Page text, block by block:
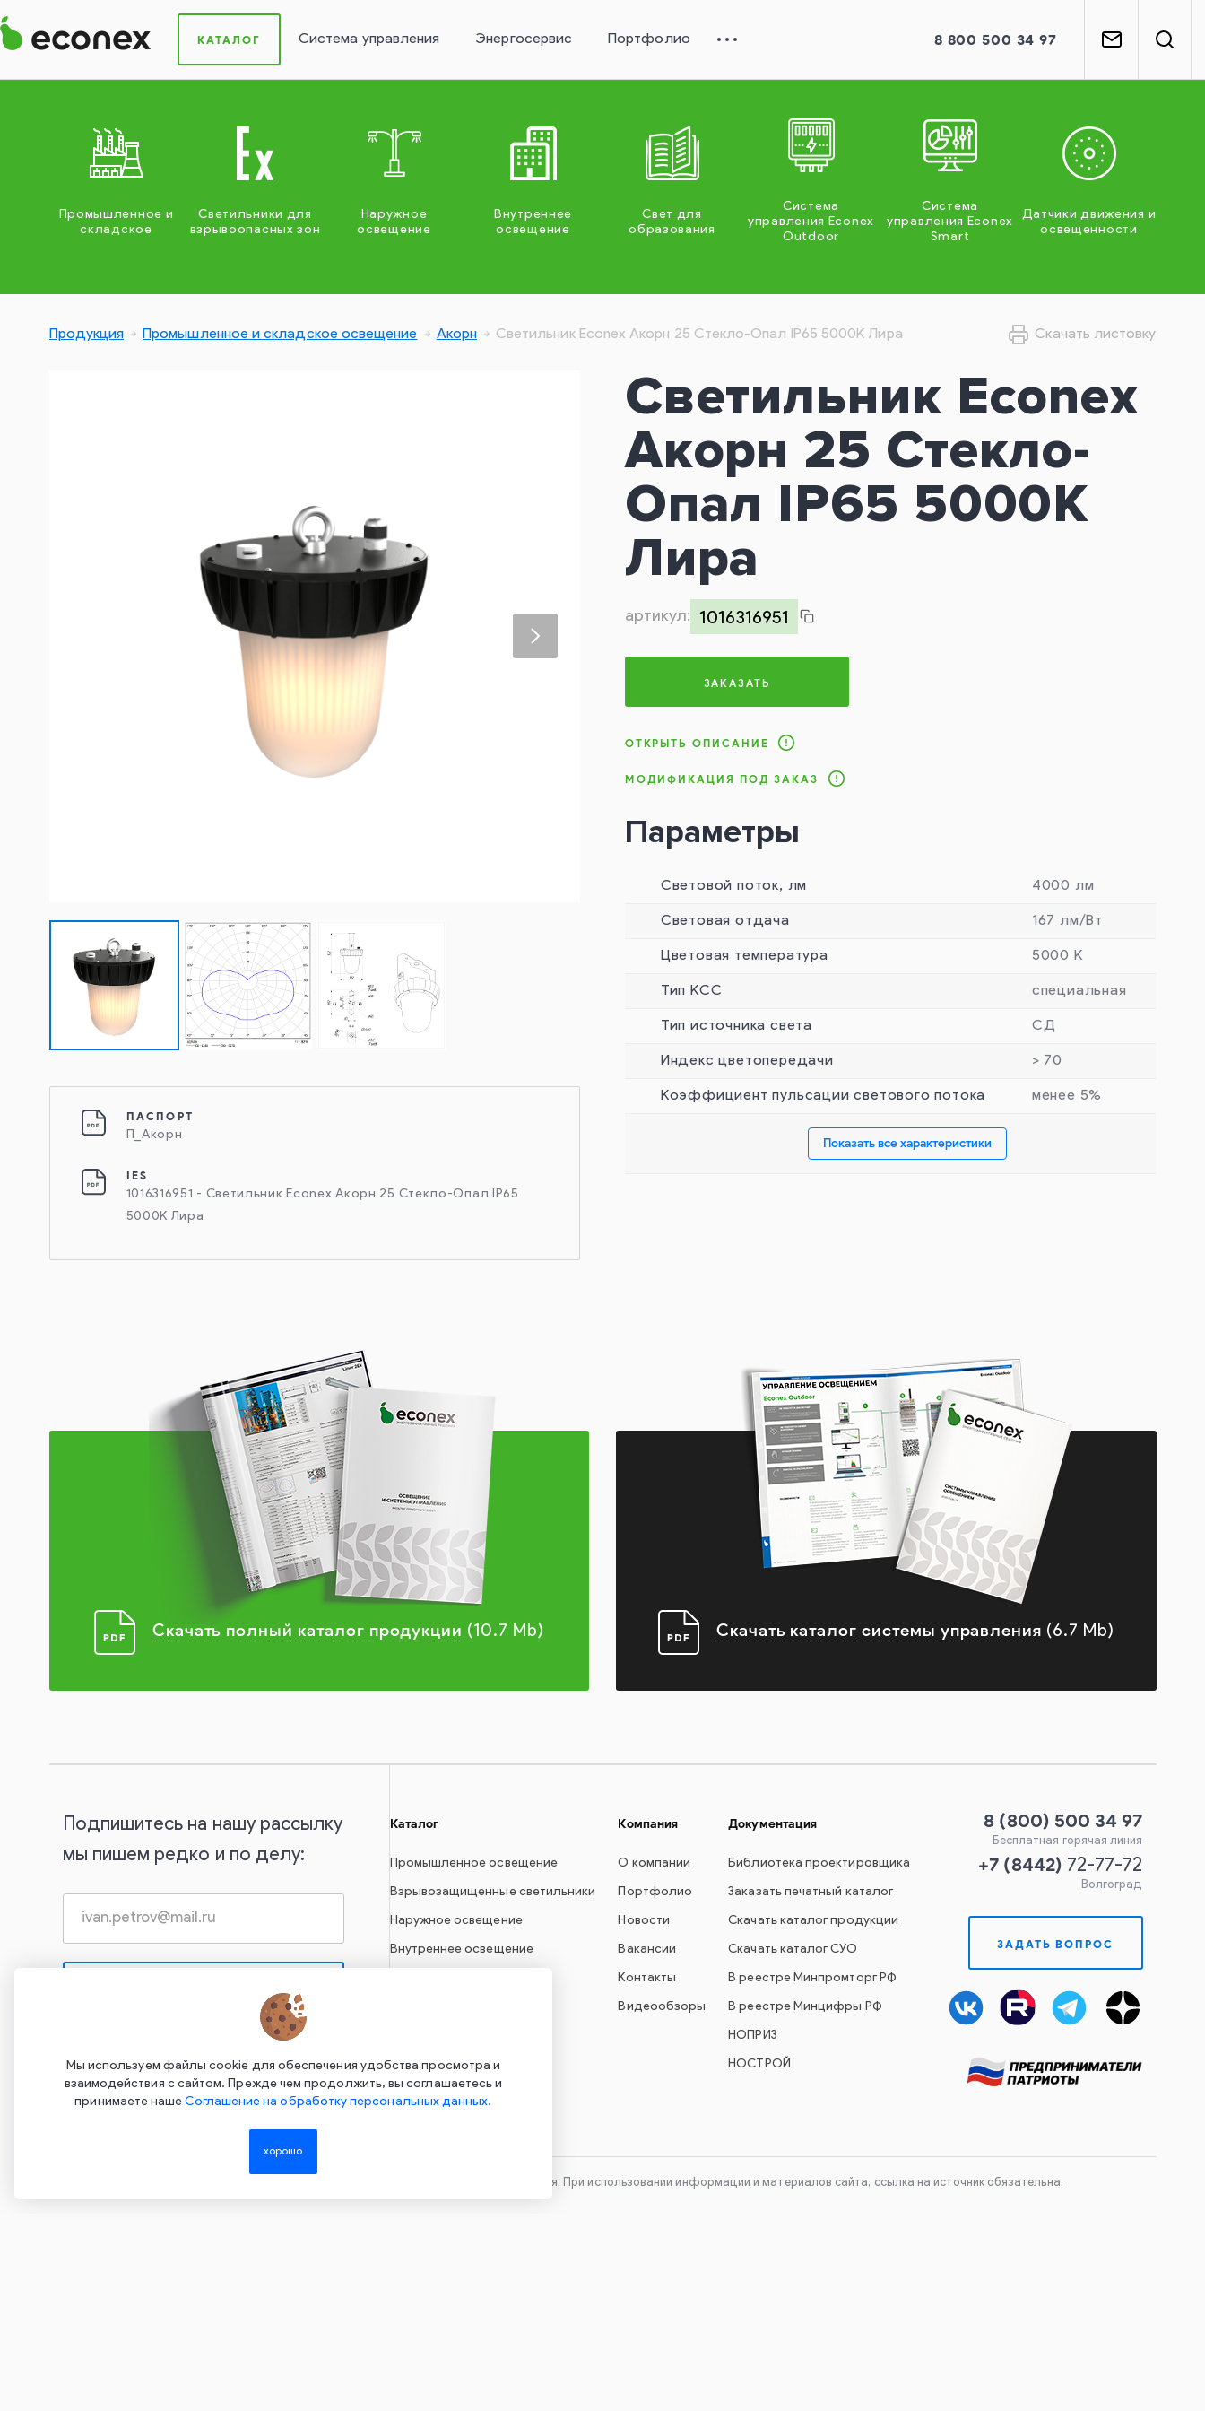
КАТАЛОГ Система управления Энергосервис Портфолио 8 800 500 34 97
Промышленное и
складское
Светильники для
взрывоопасных зон
Наружное
освещение
Внутреннее
освещение
Свет для
образования
Система
управления Econex
Outdoor
Система
управления Econex
Smart
Датчики движения и
освещенности
Продукция Промышленное и складское освещение Акорн Светильник Econex Акорн 25 Стекло-Опал IP65 5000K Лира
ПАСПОРТ
П_Акорн
IES
1016316951 - Светильник Econex Акорн 25 Стекло-Опал IP65
5000K Лира
Скачать листовку
Светильник Econex
Акорн 25 Стекло-
Опал IP65 5000K
Лира
артикул: 1016316951
ЗАКАЗАТЬ
ОТКРЫТЬ ОПИСАНИЕ
МОДИФИКАЦИЯ ПОД ЗАКАЗ
Параметры
Световой поток, лм 4000 лм
Световая отдача 167 лм/Вт
Цветовая температура 5000 К
Тип КСС специальная
Тип источника света СД
Индекс цветопередачи > 70
Коэффициент пульсации светового потока менее 5%
Показать все характеристики
Скачать полный каталог продукции (10.7 Mb) Скачать каталог системы управления (6.7 Mb)
Подпишитесь на нашу рассылку
мы пишем редко и по делу:
Нажимая на эту кнопку, вы даете согласие на
обработку своих персональных данных и
соглашаетесь сПолитикой
конфиденциальности
Каталог
Промышленное освещение
Взрывозащищенные светильники
Наружное освещение
Внутреннее освещение
СУО Econex Outdoor
Компания
О компании
Портфолио
Новости
Вакансии
Контакты
Видеообзоры
Документация
Библиотека проектировщика
Заказать печатный каталог
Скачать каталог продукции
Скачать каталог СУО
В реестре Минпромторг РФ
В реестре Минцифры РФ
НОПРИЗ
НОСТРОЙ
8 (800) 500 34 97
Бесплатная горячая линия
+7 (8442) 72-77-72
Волгоград
ЗАДАТЬ ВОПРОС
Copyright ©2015-2026. Завод Econex. Производство светотехнического оборудования. При использовании информации и материалов сайта, ссылка на источник обязательна.
Мы используем файлы cookie для обеспечения удобства просмотра и
взаимодействия с сайтом. Прежде чем продолжить, вы соглашаетесь и
принимаете нашеСоглашение на обработку персональных данных.
хорошо